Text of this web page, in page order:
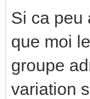
Si ca peu
que moi
groupe
variation